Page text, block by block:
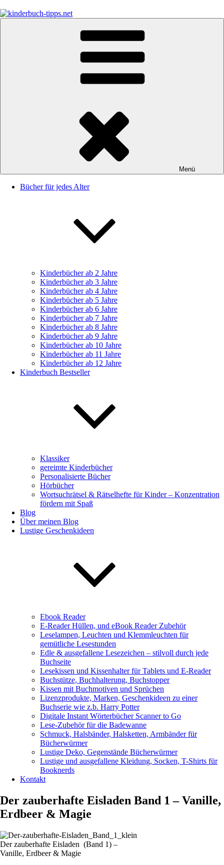
Inhalt
springen
Empfehlungen und Tipps rund um das Thema Kinderbücher und
Menü
Bücher für jedes Alter
Kinderbücher ab 2 Jahre
Kinderbücher ab 3 Jahre
Kinderbücher ab 4 Jahre
Kinderbücher ab 5 Jahre
Kinderbücher ab 6 Jahre
Kinderbücher ab 7 Jahre
Kinderbücher ab 8 Jahre
Kinderbücher ab 9 Jahre
Kinderbücher ab 10 Jahre
Kinderbücher ab 11 Jahre
Kinderbücher ab 12 Jahre
Kinderbuch Bestseller
Klassiker
gereimte Kinderbücher
Personalisierte Bücher
Hörbücher
Wortsuchrätsel & Rätselhefte für Kinder – Konzentration
fördern mit Spaß
Blog
Über meinen Blog
Lustige Geschenkideen
Ebook Reader
E-Reader Hüllen, und eBook Reader Zubehör
Leselampen, Leuchten und Klemmleuchten für
gemütliche Lesestunden
Edle & ausgefallene Lesezeichen – stilvoll durch jede
Buchseite
Lesekissen und Kissenhalter für Tablets und E-Reader
Buchstütze, Buchhalterung, Buchstopper
Kissen mit Buchmotiven und Sprüchen
Lizenzprodukte, Marken, Geschenkideen zu einer
Buchserie wie z.b. Harry Potter
Digitale Instant Wörterbücher Scanner to Go
Lese-Zubehör für die Badewanne
Schmuck, Halsbänder, Halsketten, Armbänder für
Bücherwürmer
Lustige Deko, Gegenstände Bücherwürmer
Lustige und ausgefallene Kleidung, Socken, T-Shirts für
Booknerds
Kontakt
Der zauberhafte Eisladen Band 1 – Vanille,
Erdbeer & Magie
Der zauberhafte Eisladen (Band 1) –
Vanille, Erdbeer & Magie